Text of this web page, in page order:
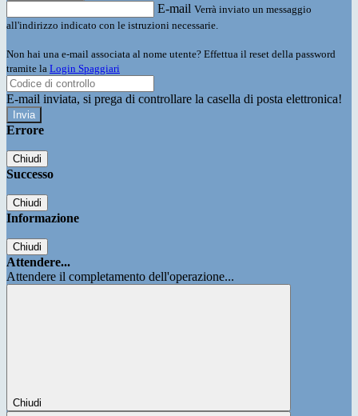
E-mail Verrà inviato un messaggio
all'indirizzo indicato con le istruzioni necessarie.
Non hai una e-mail associata al nome utente? Effettua il reset della password
tramite la Login Spaggiari
E-mail inviata, si prega di controllare la casella di posta elettronica!
Errore
Chiudi
Successo
Chiudi
Informazione
Chiudi
Attendere...
Attendere il completamento dell'operazione...
Chiudi